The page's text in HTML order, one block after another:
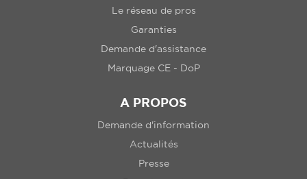
Le réseau de pros
Garanties
Demande d'assistance
Marquage CE - DoP
A PROPOS
Demande d'information
Actualités
Presse